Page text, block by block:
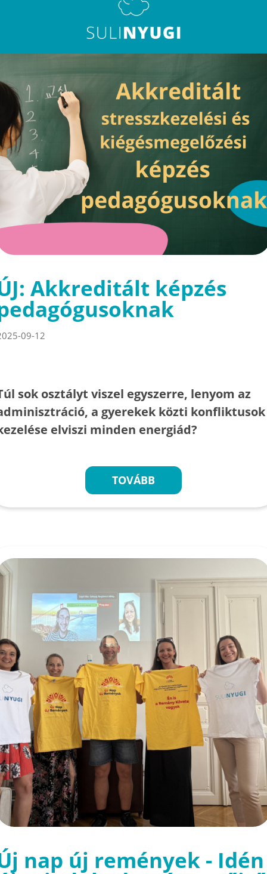
Akkreditált képzés
09-12
sok osztályt viszel egyszerre, lenyom az
a gyerekek közti konfliktusok
elviszi minden energiád?
TOVÁBB
nap új remények - Idén